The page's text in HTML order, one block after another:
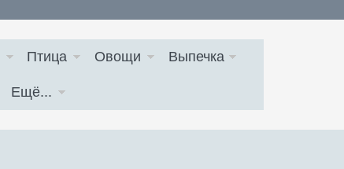
Птица Овощи Выпечка
Ещё...